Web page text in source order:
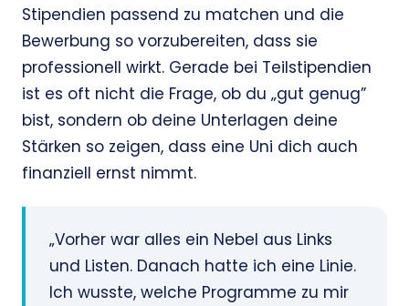
Stipendien passend zu matchen und die
Bewerbung so vorzubereiten, dass sie
professionell wirkt. Gerade bei Teilstipendien
ist es oft nicht die Frage, ob du „gut genug”
bist, sondern ob deine Unterlagen deine
Stärken so zeigen, dass eine Uni dich auch
finanziell ernst nimmt.
„Vorher war alles ein Nebel aus Links
und Listen. Danach hatte ich eine Linie.
Ich wusste, welche Programme zu mir